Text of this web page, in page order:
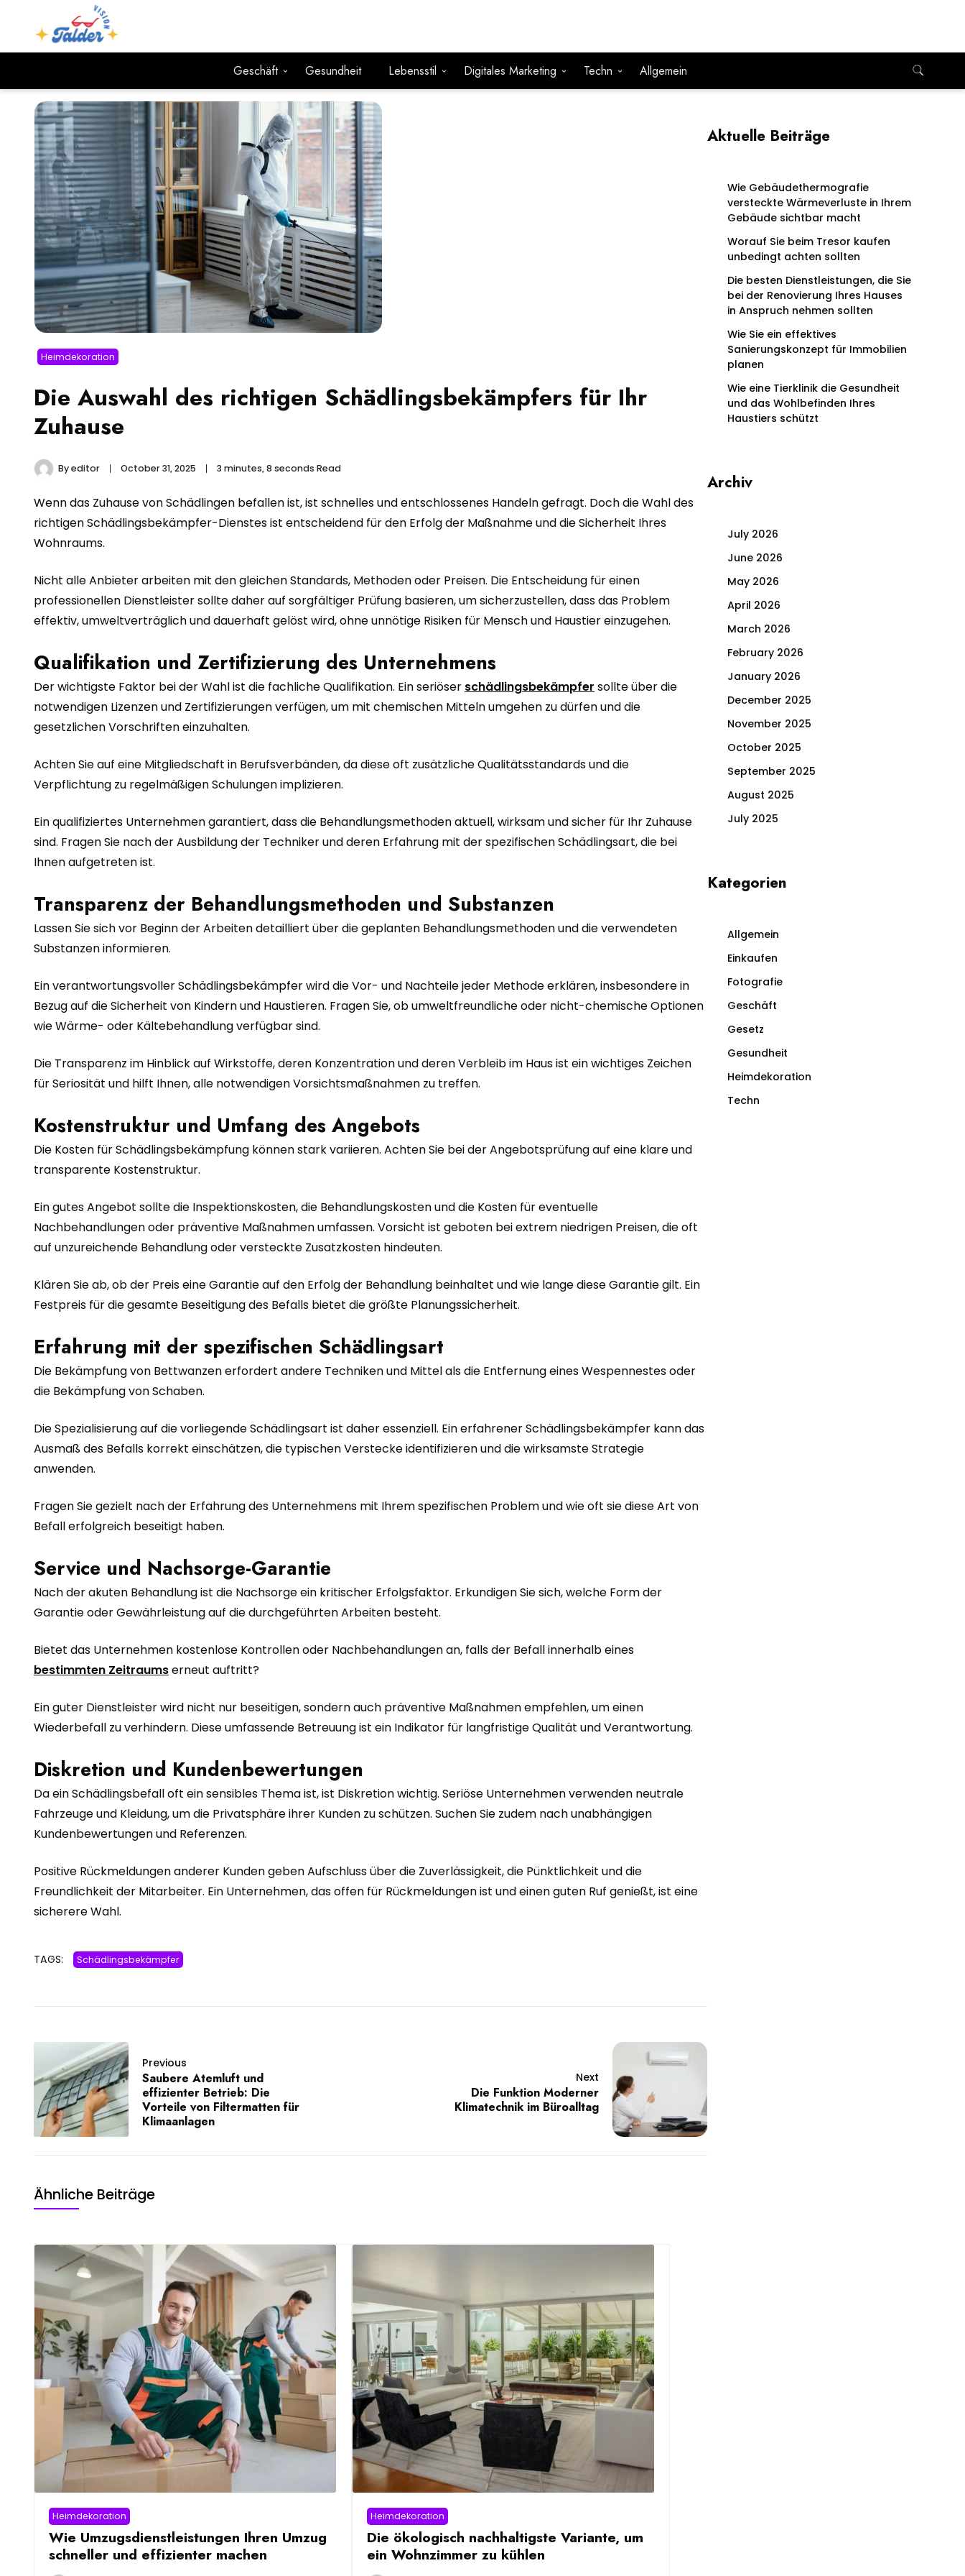
Geschäft Gesundheit Lebensstil Digitales Marketing Techn Allgemein
Heimdekoration
Die Auswahl des richtigen Schädlingsbekämpfers für Ihr
Zuhause
Byeditor October 31, 2025 3 minutes, 8 seconds Read
Wenn das Zuhause von Schädlingen befallen ist, ist schnelles und entschlossenes Handeln gefragt. Doch die Wahl des
richtigen Schädlingsbekämpfer-Dienstes ist entscheidend für den Erfolg der Maßnahme und die Sicherheit Ihres
Wohnraums.
Nicht alle Anbieter arbeiten mit den gleichen Standards, Methoden oder Preisen. Die Entscheidung für einen
professionellen Dienstleister sollte daher auf sorgfältiger Prüfung basieren, um sicherzustellen, dass das Problem
effektiv, umweltverträglich und dauerhaft gelöst wird, ohne unnötige Risiken für Mensch und Haustier einzugehen.
Qualifikation und Zertifizierung des Unternehmens
Der wichtigste Faktor bei der Wahl ist die fachliche Qualifikation. Ein seriöser schädlingsbekämpfer sollte über die
notwendigen Lizenzen und Zertifizierungen verfügen, um mit chemischen Mitteln umgehen zu dürfen und die
gesetzlichen Vorschriften einzuhalten.
Achten Sie auf eine Mitgliedschaft in Berufsverbänden, da diese oft zusätzliche Qualitätsstandards und die
Verpflichtung zu regelmäßigen Schulungen implizieren.
Ein qualifiziertes Unternehmen garantiert, dass die Behandlungsmethoden aktuell, wirksam und sicher für Ihr Zuhause
sind. Fragen Sie nach der Ausbildung der Techniker und deren Erfahrung mit der spezifischen Schädlingsart, die bei
Ihnen aufgetreten ist.
Transparenz der Behandlungsmethoden und Substanzen
Lassen Sie sich vor Beginn der Arbeiten detailliert über die geplanten Behandlungsmethoden und die verwendeten
Substanzen informieren.
Ein verantwortungsvoller Schädlingsbekämpfer wird die Vor- und Nachteile jeder Methode erklären, insbesondere in
Bezug auf die Sicherheit von Kindern und Haustieren. Fragen Sie, ob umweltfreundliche oder nicht-chemische Optionen
wie Wärme- oder Kältebehandlung verfügbar sind.
Die Transparenz im Hinblick auf Wirkstoffe, deren Konzentration und deren Verbleib im Haus ist ein wichtiges Zeichen
für Seriosität und hilft Ihnen, alle notwendigen Vorsichtsmaßnahmen zu treffen.
Kostenstruktur und Umfang des Angebots
Die Kosten für Schädlingsbekämpfung können stark variieren. Achten Sie bei der Angebotsprüfung auf eine klare und
transparente Kostenstruktur.
Ein gutes Angebot sollte die Inspektionskosten, die Behandlungskosten und die Kosten für eventuelle
Nachbehandlungen oder präventive Maßnahmen umfassen. Vorsicht ist geboten bei extrem niedrigen Preisen, die oft
auf unzureichende Behandlung oder versteckte Zusatzkosten hindeuten.
Klären Sie ab, ob der Preis eine Garantie auf den Erfolg der Behandlung beinhaltet und wie lange diese Garantie gilt. Ein
Festpreis für die gesamte Beseitigung des Befalls bietet die größte Planungssicherheit.
Erfahrung mit der spezifischen Schädlingsart
Die Bekämpfung von Bettwanzen erfordert andere Techniken und Mittel als die Entfernung eines Wespennestes oder
die Bekämpfung von Schaben.
Die Spezialisierung auf die vorliegende Schädlingsart ist daher essenziell. Ein erfahrener Schädlingsbekämpfer kann das
Ausmaß des Befalls korrekt einschätzen, die typischen Verstecke identifizieren und die wirksamste Strategie
anwenden.
Fragen Sie gezielt nach der Erfahrung des Unternehmens mit Ihrem spezifischen Problem und wie oft sie diese Art von
Befall erfolgreich beseitigt haben.
Service und Nachsorge-Garantie
Nach der akuten Behandlung ist die Nachsorge ein kritischer Erfolgsfaktor. Erkundigen Sie sich, welche Form der
Garantie oder Gewährleistung auf die durchgeführten Arbeiten besteht.
Bietet das Unternehmen kostenlose Kontrollen oder Nachbehandlungen an, falls der Befall innerhalb eines
bestimmten Zeitraumserneut auftritt?
Ein guter Dienstleister wird nicht nur beseitigen, sondern auch präventive Maßnahmen empfehlen, um einen
Wiederbefall zu verhindern. Diese umfassende Betreuung ist ein Indikator für langfristige Qualität und Verantwortung.
Diskretion und Kundenbewertungen
Da ein Schädlingsbefall oft ein sensibles Thema ist, ist Diskretion wichtig. Seriöse Unternehmen verwenden neutrale
Fahrzeuge und Kleidung, um die Privatsphäre ihrer Kunden zu schützen. Suchen Sie zudem nach unabhängigen
Kundenbewertungen und Referenzen.
Positive Rückmeldungen anderer Kunden geben Aufschluss über die Zuverlässigkeit, die Pünktlichkeit und die
Freundlichkeit der Mitarbeiter. Ein Unternehmen, das offen für Rückmeldungen ist und einen guten Ruf genießt, ist eine
sicherere Wahl.
TAGS: Schädlingsbekämpfer
Previous
Saubere Atemluft und
effizienter Betrieb: Die
Vorteile von Filtermatten für
Klimaanlagen
Next
Die Funktion Moderner
Klimatechnik im Büroalltag
Ähnliche Beiträge
Heimdekoration
Wie Umzugsdienstleistungen Ihren Umzug
schneller und effizienter machen
Heimdekoration
Die ökologisch nachhaltigste Variante, um
ein Wohnzimmer zu kühlen
Aktuelle Beiträge
Wie Gebäudethermografie
versteckte Wärmeverluste in Ihrem
Gebäude sichtbar macht
Worauf Sie beim Tresor kaufen
unbedingt achten sollten
Die besten Dienstleistungen, die Sie
bei der Renovierung Ihres Hauses
in Anspruch nehmen sollten
Wie Sie ein effektives
Sanierungskonzept für Immobilien
planen
Wie eine Tierklinik die Gesundheit
und das Wohlbefinden Ihres
Haustiers schützt
Archiv
July 2026
June 2026
May 2026
April 2026
March 2026
February 2026
January 2026
December 2025
November 2025
October 2025
September 2025
August 2025
July 2025
Kategorien
Allgemein
Einkaufen
Fotografie
Geschäft
Gesetz
Gesundheit
Heimdekoration
Techn